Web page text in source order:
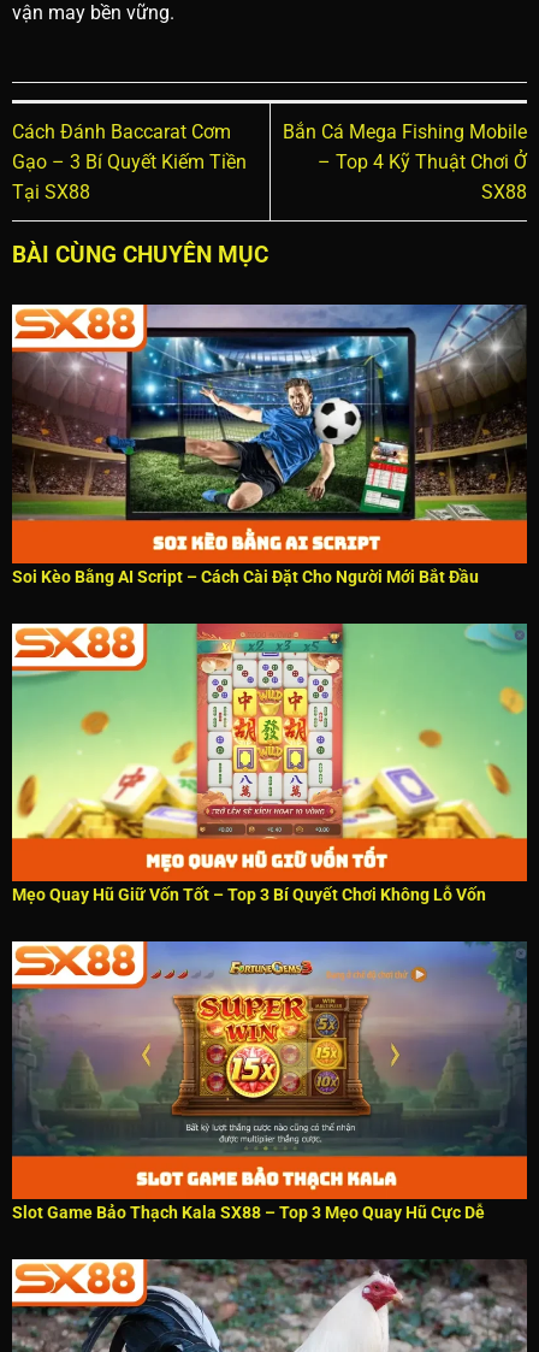
vận may bền vững.
Cách Đánh Baccarat Cơm
Gạo – 3 Bí Quyết Kiếm Tiền
Tại SX88
Bắn Cá Mega Fishing Mobile
– Top 4 Kỹ Thuật Chơi Ở
SX88
BÀI CÙNG CHUYÊN MỤC
Soi Kèo Bằng AI Script – Cách Cài Đặt Cho Người Mới Bắt Đầu
Mẹo Quay Hũ Giữ Vốn Tốt – Top 3 Bí Quyết Chơi Không Lỗ Vốn
Slot Game Bảo Thạch Kala SX88 – Top 3 Mẹo Quay Hũ Cực Dễ